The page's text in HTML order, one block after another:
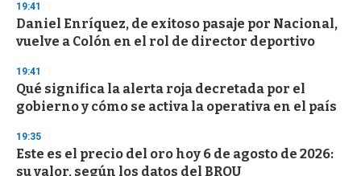
d
s
o
f
3
s
e
c
n
d
19:41
Daniel Enríquez, de exitoso pasaje por Nacional,
vuelve a Colón en el rol de director deportivo
19:41
Qué significa la alerta roja decretada por el
gobierno y cómo se activa la operativa en el país
19:35
Este es el precio del oro hoy 6 de agosto de 2026:
su valor, según los datos del BROU